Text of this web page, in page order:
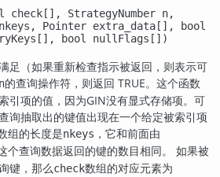
check[], StrategyNumber n,
Pointer extra_data[], bool
bool nullFlags[])
足（如果重新检查指示被返回，则表示可
n的查询操作符，则返回 TRUE。这个函数
引项的值，因为GIN没有显式存储项。可
询抽取出的键值出现在一个给定被索引项
组的长度是nkeys ，它和前面由
个查询数据返回的键的数目相同。 如果被
键，那么check数组的对应元素为